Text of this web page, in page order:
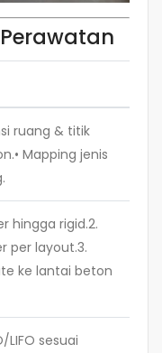
ruang & titik
Mapping jenis
hingga rigid.2.
per layout.3.
ke lantai beton
LIFO sesuai